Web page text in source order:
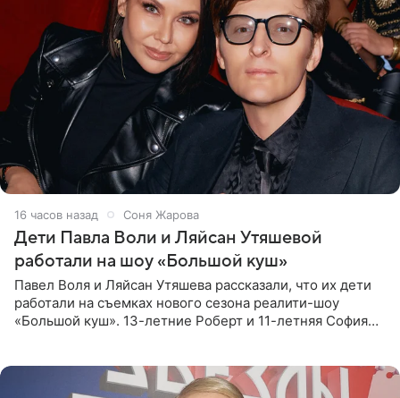
16 часов назад Соня Жарова
Дети Павла Воли и Ляйсан Утяшевой
работали на шоу «Большой куш»
Павел Воля и Ляйсан Утяшева рассказали, что их дети
работали на съемках нового сезона реалити-шоу
«Большой куш». 13-летние Роберт и 11-летняя София